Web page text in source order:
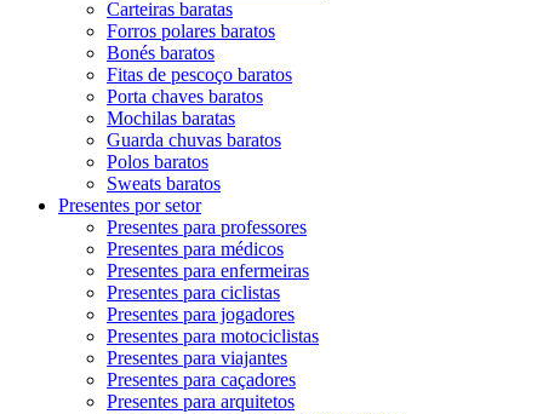
Carteiras baratas
Forros polares baratos
Bonés baratos
Fitas de pescoço baratos
Porta chaves baratos
Mochilas baratas
Guarda chuvas baratos
Polos baratos
Sweats baratos
Presentes por setor
Presentes para professores
Presentes para médicos
Presentes para enfermeiras
Presentes para ciclistas
Presentes para jogadores
Presentes para motociclistas
Presentes para viajantes
Presentes para caçadores
Presentes para arquitetos